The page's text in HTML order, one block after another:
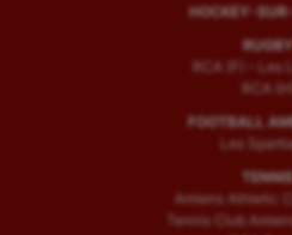
HOCKEY-
RUGBY
RCA (F) – Les
RCA (H)
FOOTBALL
Les
TENNIS
Amiens Athletic
Tennis Club